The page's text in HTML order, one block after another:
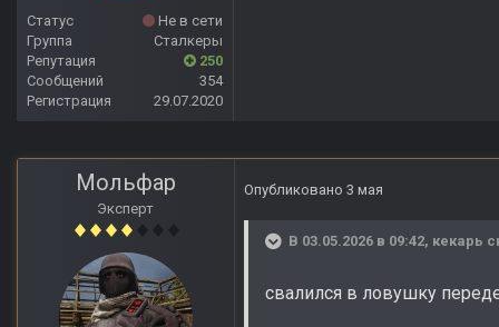
Статус
Не в сети
Группа
Сталкеры
Репутация
250
Сообщений
354
Регистрация
29.07.2020
Мольфар
Эксперт
Опубликовано 3 мая
В 03.05.2026 в 09:42, кекарь
свалился в ловушку